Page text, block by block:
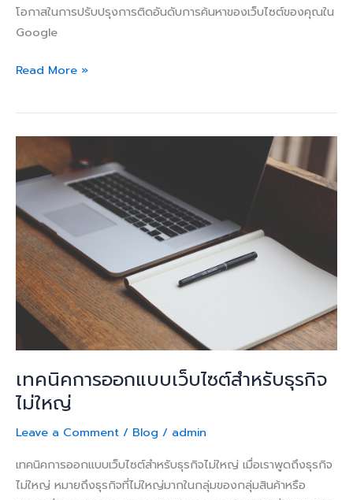
โอกาสในการปรับปรุงการติดอันดับการค้นหาของเว็บไซต์ของคุณใน
Google
Read More »
เทคนิคการออกแบบเว็บไซต์สำหรับธุรกิจ
ไม่ใหญ่
Leave a Comment / Blog / admin
เทคนิคการออกแบบเว็บไซต์สำหรับธุรกิจไม่ใหญ่ เมื่อเราพูดถึงธุรกิจ
ไม่ใหญ่ หมายถึงธุรกิจที่ไม่ใหญ่มากในกลุ่มของกลุ่มสินค้าหรือ
เทคนิค
การ
ออกแบบ
เว็บไซต์
สำหรับ
ธุรกิจ
ไม่
ใหญ่